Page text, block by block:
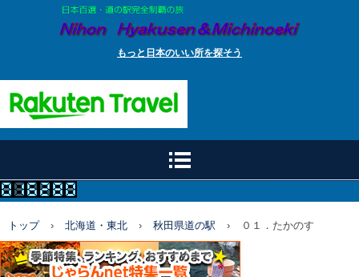
もっと日本のいい所を探そう
トップ › 北海道・東北 › 秋田県道の駅 › ０１．たかのす